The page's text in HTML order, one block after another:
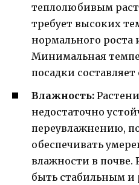
теплолюбивым
требует высоких
нормального роста
Минимальная
посадки составляет
Влажность:
недостаточно
переувлажнению,
обеспечивать
влажности в
быть стабильным и